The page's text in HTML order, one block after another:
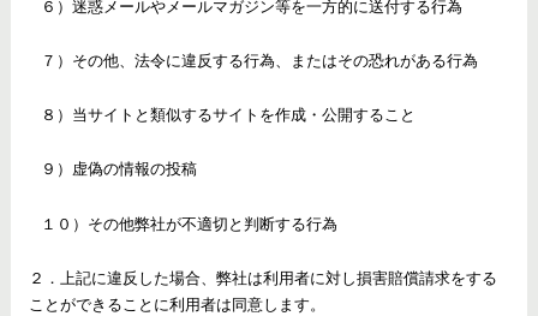
６）迷惑メールやメールマガジン等を一方的に送付する行為
７）その他、法令に違反する行為、またはその恐れがある行為
８）当サイトと類似するサイトを作成・公開すること
９）虚偽の情報の投稿
１０）その他弊社が不適切と判断する行為
２．上記に違反した場合、弊社は利用者に対し損害賠償請求をする
ことができることに利用者は同意します。